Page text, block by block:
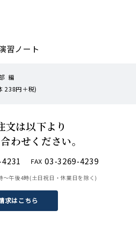
習ノート
編
238円＋税)
文は以下より
わせください。
FAX 03-3269-4239
〜午後4時(土日祝日・休業日を除く)
求はこちら